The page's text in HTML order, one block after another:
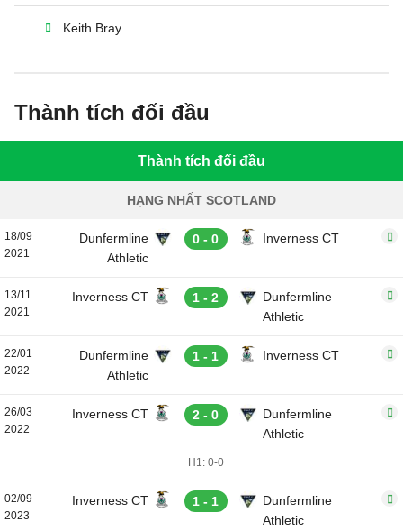
Keith Bray
Thành tích đối đầu
Thành tích đối đầu
HẠNG NHẤT SCOTLAND
18/09
2021
Dunfermline
Athletic
0 - 0 Inverness CT
13/11
2021
Inverness CT 1 - 2
Dunfermline
Athletic
22/01
2022
Dunfermline
Athletic
1 - 1 Inverness CT
26/03
2022
Inverness CT 2 - 0
Dunfermline
Athletic
H1: 0-0
02/09
2023
Inverness CT 1 - 1
Dunfermline
Athletic